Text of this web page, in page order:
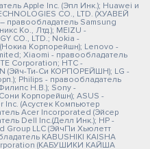
Apple Inc. (Эпл Инк.); Huawei и
CO., LTD. (ХУАВЕЙ
Samsung
Ко., Лтд.); MEIZU -
CO., LTD.; Nokia -
Корпорейшн); Lenovo -
Xiaomi - правообладатель
Corporation; HTC -
(Эйч-Ти-Си КОРПОРЕЙШН); LG -
Philips - правообладатель
Н.В.); Sony -
Корпорейшн); ASUS -
Inc. (Асустек Компьютер
Acer Incorporated (Эйсер
Dell Inc.(Делл Инк.); HP -
Group LLC (ЭйчПи Хьюлетт
KABUSHIKI KAISHA
(КАБУШИКИ КАЙША